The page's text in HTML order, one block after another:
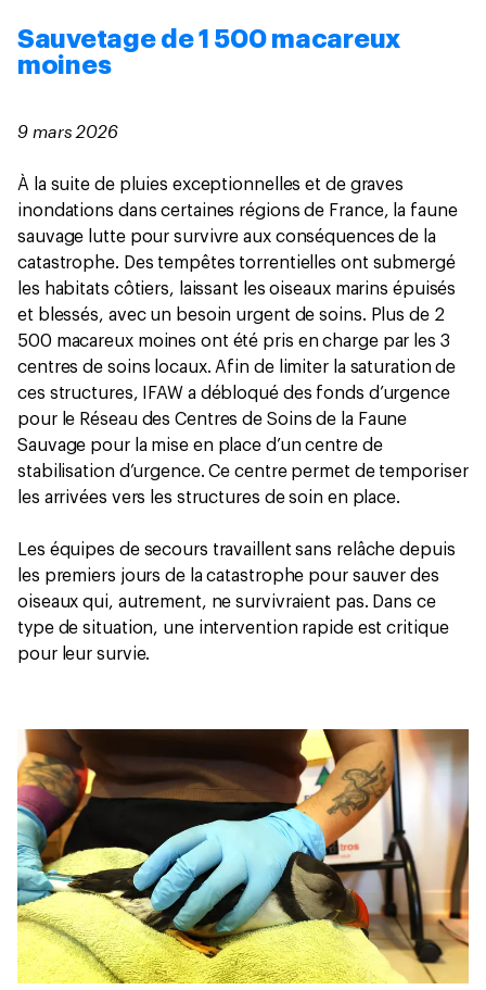
Sauvetage de 1 500 macareux
moines
9 mars 2026
À la suite de pluies exceptionnelles et de graves
inondations dans certaines régions de France, la faune
sauvage lutte pour survivre aux conséquences de la
catastrophe. Des tempêtes torrentielles ont submergé
les habitats côtiers, laissant les oiseaux marins épuisés
et blessés, avec un besoin urgent de soins. Plus de 2
500 macareux moines ont été pris en charge par les 3
centres de soins locaux. Afin de limiter la saturation de
ces structures, IFAW a débloqué des fonds d’urgence
pour le Réseau des Centres de Soins de la Faune
Sauvage pour la mise en place d’un centre de
stabilisation d’urgence. Ce centre permet de temporiser
les arrivées vers les structures de soin en place.
Les équipes de secours travaillent sans relâche depuis
les premiers jours de la catastrophe pour sauver des
oiseaux qui, autrement, ne survivraient pas. Dans ce
type de situation, une intervention rapide est critique
pour leur survie.